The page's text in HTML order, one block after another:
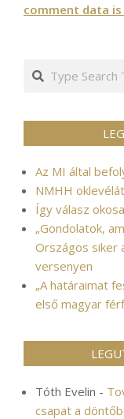
comment data is
Search
Az MI által
NMHH
Így válasz
„Gondolatok,
Országos siker
versenyen
„A határaimat
első magyar
Tóth Evelin -
csapat a